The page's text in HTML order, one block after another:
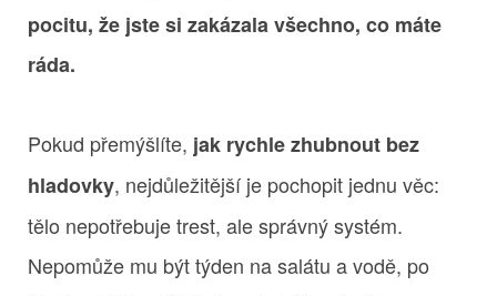
pocitu, že jste si zakázala všechno, co máte
ráda.
Pokud přemýšlíte, jak rychle zhubnout bez
hladovky, nejdůležitější je pochopit jednu věc:
tělo nepotřebuje trest, ale správný systém.
Nepomůže mu být týden na salátu a vodě, po